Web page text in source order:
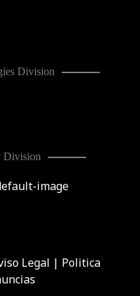
Division
Division
Legal | Politica